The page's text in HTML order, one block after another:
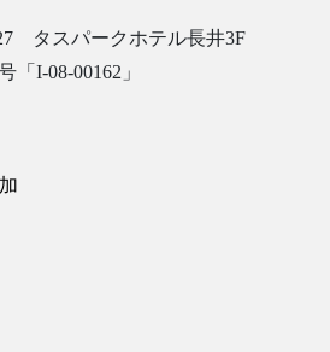
タスパークホテル長井3F
「I-08-00162」